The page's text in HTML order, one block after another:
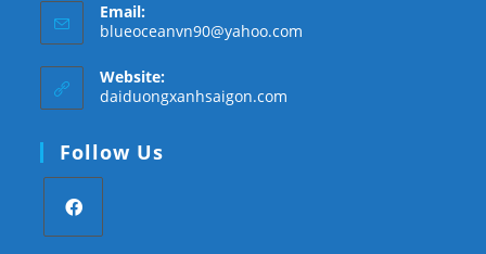
Email:
blueoceanvn90@yahoo.com
Website:
daiduongxanhsaigon.com
Follow Us